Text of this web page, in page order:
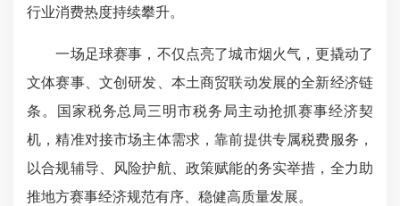
行业消费热度持续攀升。
一场足球赛事，不仅点亮了城市烟火气，更撬动了
文体赛事、文创研发、本土商贸联动发展的全新经济链
条。国家税务总局三明市税务局主动抢抓赛事经济契
机，精准对接市场主体需求，靠前提供专属税费服务，
以合规辅导、风险护航、政策赋能的务实举措，全力助
推地方赛事经济规范有序、稳健高质量发展。